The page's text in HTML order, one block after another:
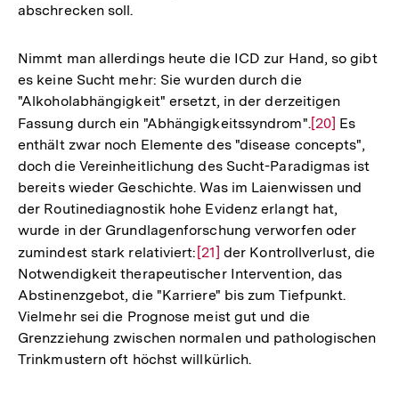
abschrecken soll.
Nimmt man allerdings heute die ICD zur Hand, so gibt
es keine Sucht mehr: Sie wurden durch die
"Alkoholabhängigkeit" ersetzt, in der derzeitigen
Fassung durch ein "Abhängigkeitssyndrom".Zur
Auflösung
der
Fußnote
[20] Es
enthält zwar noch Elemente des "disease concepts",
doch die Vereinheitlichung des Sucht-Paradigmas ist
bereits wieder Geschichte. Was im Laienwissen und
der Routinediagnostik hohe Evidenz erlangt hat,
wurde in der Grundlagenforschung verworfen oder
zumindest stark relativiert: Zur
Auflösung
der
Fußnote
[21] der Kontrollverlust, die
Notwendigkeit therapeutischer Intervention, das
Abstinenzgebot, die "Karriere" bis zum Tiefpunkt.
Vielmehr sei die Prognose meist gut und die
Grenzziehung zwischen normalen und pathologischen
Trinkmustern oft höchst willkürlich.